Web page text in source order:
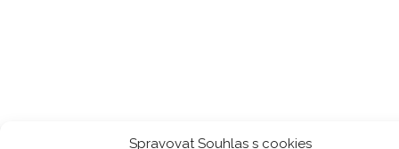
Spravovat Souhlas s cookies